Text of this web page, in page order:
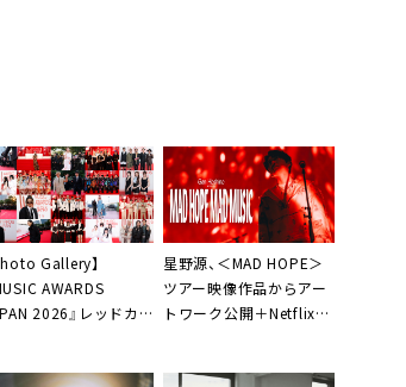
Gallery】
AWARDS
2026』レッドカ
星野源、＜MAD HOPE＞
ツアー映像作品からアー
トワーク公開＋Netflixで